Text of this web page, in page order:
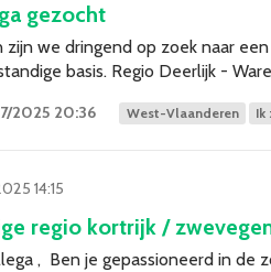
gezocht
zijn we dringend op zoek naar
basis. Regio Deerlijk -
2025 20:36 West-Vlaanderen Ik
14:15
regio kortrijk /
, Ben je gepassioneerd in de